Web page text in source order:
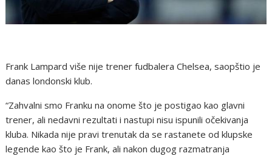
Frank Lampard više nije trener fudbalera Chelsea, saopštio je
danas londonski klub.
“Zahvalni smo Franku na onome što je postigao kao glavni
trener, ali nedavni rezultati i nastupi nisu ispunili očekivanja
kluba. Nikada nije pravi trenutak da se rastanete od klupske
legende kao što je Frank, ali nakon dugog razmatranja